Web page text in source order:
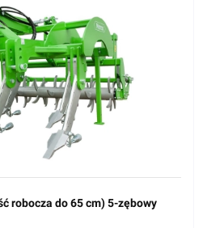
robocza do 65 cm) 5-zębowy